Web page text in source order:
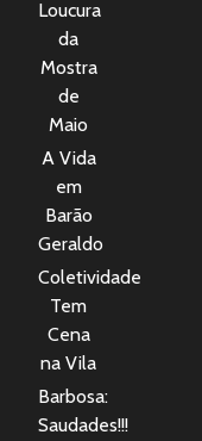
Loucura
da
Mostra
de
Maio
A Vida
em
Barão
Geraldo
Coletividade
Tem
Cena
na Vila
Barbosa:
Saudades!!!